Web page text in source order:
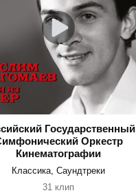
Государственный
Оркестр
Кинематографии
Классика, Саундтреки
31 клип